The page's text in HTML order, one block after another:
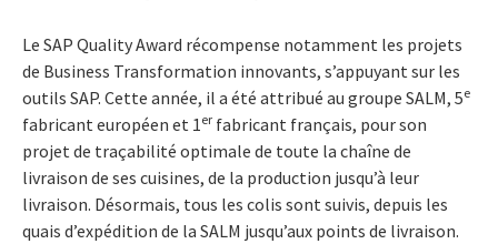
Le SAP Quality Award récompense notamment les projets
de Business Transformation innovants, s’appuyant sur les
outils SAP. Cette année, il a été attribué au groupe SALM, 5e
fabricant européen et 1 er fabricant français, pour son
projet de traçabilité optimale de toute la chaîne de
livraison de ses cuisines, de la production jusqu’à leur
livraison. Désormais, tous les colis sont suivis, depuis les
quais d’expédition de la SALM jusqu’aux points de livraison.